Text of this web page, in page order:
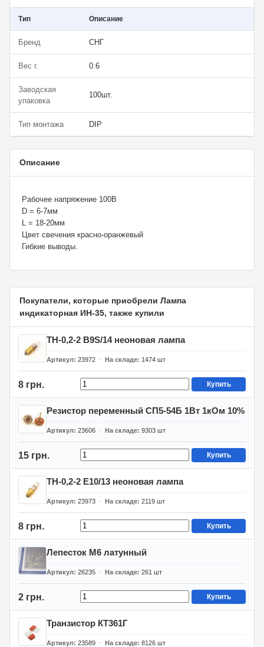
Тип Описание
Бренд СНГ
Вес г. 0.6
Заводская
упаковка
100шт.
Тип монтажа DIP
Описание
Рабочее напряжение 100В
D = 6-7мм
L = 18-20мм
Цвет свечения красно-оранжевый
Гибкие выводы.
Покупатели, которые приобрели Лампа
индикаторная ИН-35, также купили
ТН-0,2-2 B9S/14 неоновая лампа
Артикул 23972 На складе 1474 шт
8 грн. Купить
Резистор переменный СП5-54Б 1Вт 1кОм 10%
Артикул 23606 На складе 9303 шт
15 грн. Купить
ТН-0,2-2 E10/13 неоновая лампа
Артикул 23973 На складе 2119 шт
8 грн. Купить
Лепесток М6 латунный
Артикул 26235 На складе 261 шт
2 грн. Купить
Транзистор КТ361Г
Артикул 23589 На складе 8126 шт